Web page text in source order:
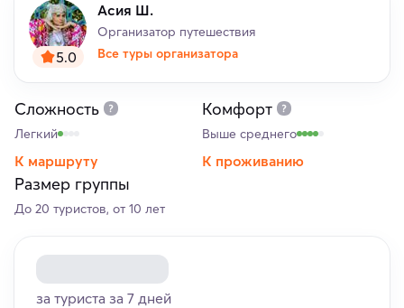
5.0
Асия Ш.
Организатор путешествия
Все туры организатора
Сложность
Легкий
К маршруту
Комфорт
Выше среднего
К проживанию
Размер группы
До 20 туристов, от 10 лет
за туриста за 7 дней